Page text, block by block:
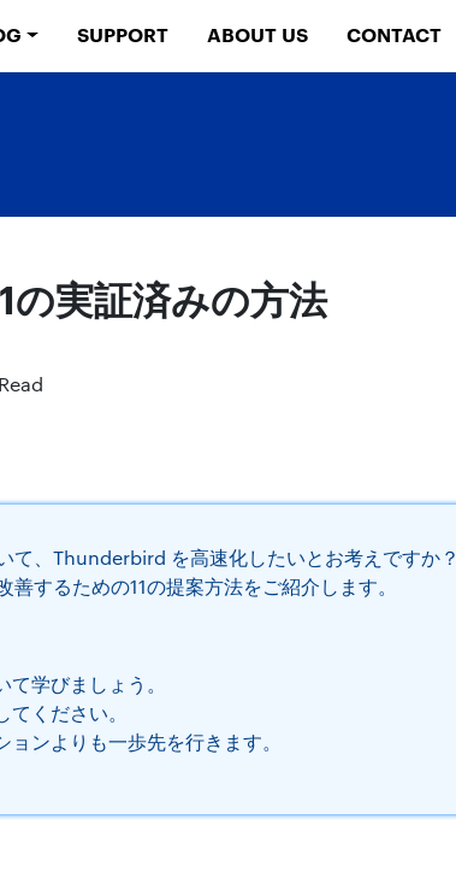
SUPPORT ABOUT US CONTACT
実証済みの方法
、Thunderbird を高速化したいとお考えですか？
するための11の提案方法をご紹介します。
学びましょう。
ください。
ンよりも一歩先を行きます。